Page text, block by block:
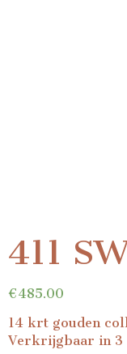
411
€485.00
14 krt gouden
Verkrijgbaar in 3